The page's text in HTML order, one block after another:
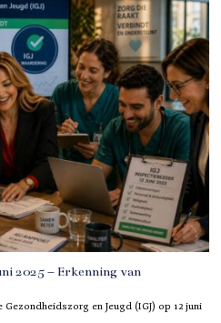
2025 – Erkenning van
en Jeugd (IGJ) op 12 juni